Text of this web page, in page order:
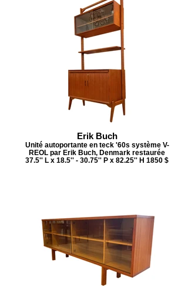
Erik Buch
Unité autoportante en teck '60s système V-
REOL par Erik Buch, Denmark restaurée
37.5'' L x 18.5'' - 30.75'' P x 82.25'' H 1850 $